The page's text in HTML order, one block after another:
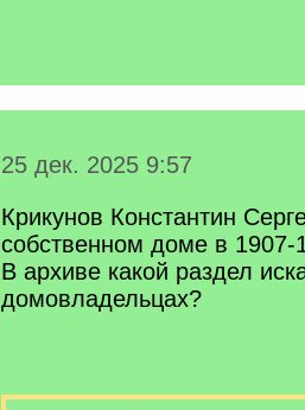
25 дек. 2025 9:57
Крикунов Константин
собственном доме в 1907-
В архиве какой раздел
домовладельцах?